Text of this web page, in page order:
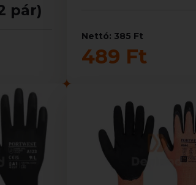
pár)
Nettó: 385 Ft
489 Ft